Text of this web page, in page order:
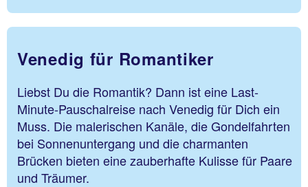
Venedig für Romantiker
Liebst Du die Romantik? Dann ist eine Last-
Minute-Pauschalreise nach Venedig für Dich ein
Muss. Die malerischen Kanäle, die Gondelfahrten
bei Sonnenuntergang und die charmanten
Brücken bieten eine zauberhafte Kulisse für Paare
und Träumer.